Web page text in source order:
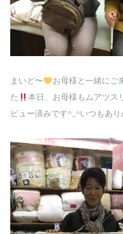
まいど〜 お母様と一緒にご
た
本日、お母様もムアツス
ビュー済みです^_^いつもあ